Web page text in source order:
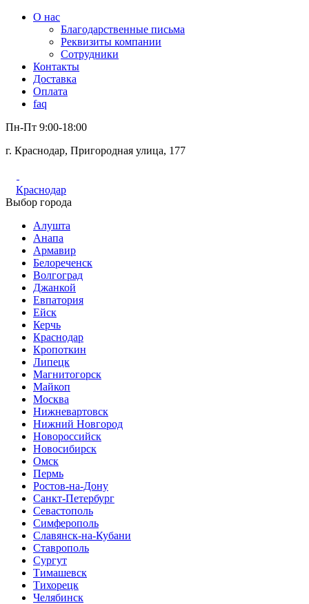
О нас
Благодарственные письма
Реквизиты компании
Сотрудники
Контакты
Доставка
Оплата
faq
Пн-Пт 9:00-18:00
г. Краснодар, Пригородная улица, 177
Краснодар
Выбор города
Алушта
Анапа
Армавир
Белореченск
Волгоград
Джанкой
Евпатория
Ейск
Керчь
Краснодар
Кропоткин
Липецк
Магнитогорск
Майкоп
Москва
Нижневартовск
Нижний Новгород
Новороссийск
Новосибирск
Омск
Пермь
Ростов-на-Дону
Санкт-Петербург
Севастополь
Симферополь
Славянск-на-Кубани
Ставрополь
Сургут
Тимашевск
Тихорецк
Челябинск